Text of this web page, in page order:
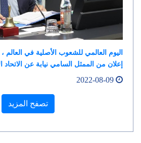
إعلان من الممثل السامي نيابة عن الاتحاد
تصفح المزيد